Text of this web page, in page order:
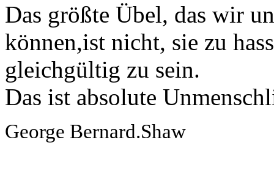
Das größte Übel, das wir
können,ist nicht, sie zu
gleichgültig zu sein.
Das ist absolute
George Bernard.Shaw